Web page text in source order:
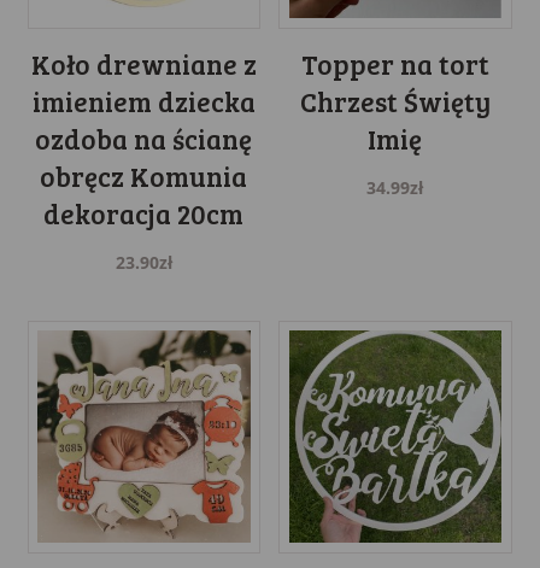
Koło drewniane z
imieniem dziecka
ozdoba na ścianę
obręcz Komunia
dekoracja 20cm
23.90zł
Topper na tort
Chrzest Święty
Imię
34.99zł